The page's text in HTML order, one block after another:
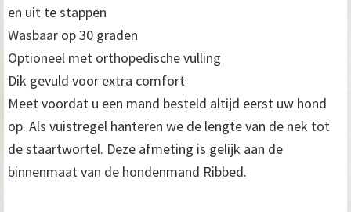
en uit te stappen
Wasbaar op 30 graden
Optioneel met orthopedische vulling
Dik gevuld voor extra comfort
Meet voordat u een mand besteld altijd eerst uw hond
op. Als vuistregel hanteren we de lengte van de nek tot
de staartwortel. Deze afmeting is gelijk aan de
binnenmaat van de hondenmand Ribbed.